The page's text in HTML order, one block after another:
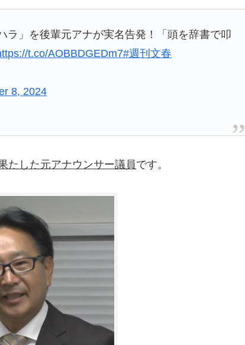
ラ」を後輩元アナが実名告発！「頭を辞書で叩
t.co/AOBBDGEDm7#週刊文春
8, 2024
たした元アナウンサー議員です。